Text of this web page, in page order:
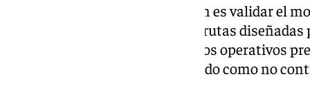
El objetivo de esta demostración es validar el
aeronaves y comprobar que las rutas
‘Aena’, junto a los procedimientos operativos
tanto en espacio aéreo controlado como no